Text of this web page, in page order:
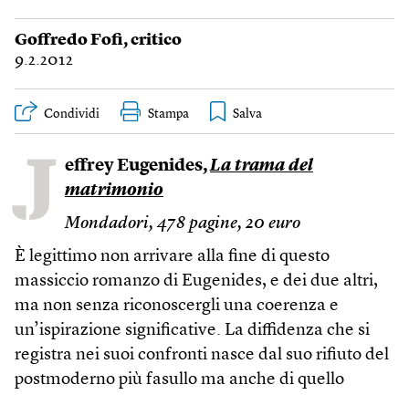
Goffredo Fofi, critico
9.2.2012
Condividi Stampa
J effrey Eugenides,La trama del
matrimonio
Mondadori, 478 pagine, 20 euro
È legittimo non arrivare alla fine di questo
massiccio romanzo di Eugenides, e dei due altri,
ma non senza riconoscergli una coerenza e
un’ispirazione significative. La diffidenza che si
registra nei suoi confronti nasce dal suo rifiuto del
postmoderno più fasullo ma anche di quello